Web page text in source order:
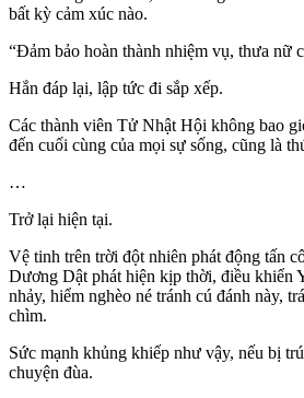
bất kỳ cảm xúc nào.
“Đảm bảo hoàn thành nhiệm vụ, thưa nữ
Hắn đáp lại, lập tức đi sắp xếp.
Các thành viên Tử Nhật Hội không bao
đến cuối cùng của mọi sự sống, cũng là
…
Trở lại hiện tại.
Vệ tinh trên trời đột nhiên phát động tấn
Dương Dật phát hiện kịp thời, điều khiển
nhảy, hiểm nghèo né tránh cú đánh này,
chìm.
Sức mạnh khủng khiếp như vậy, nếu bị
chuyện đùa.